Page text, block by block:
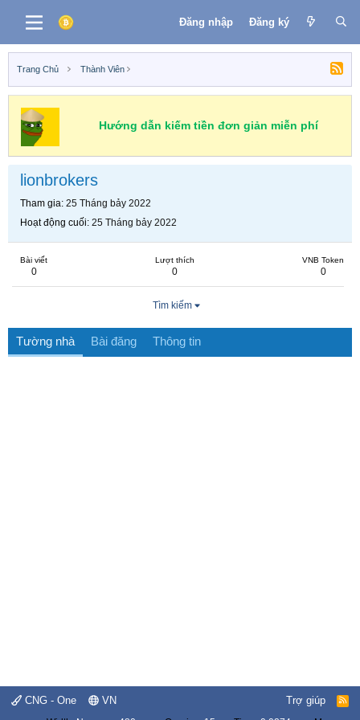
Đăng nhập Đăng ký
Trang Chủ Thành Viên
Hướng dẫn kiếm tiền đơn giản miễn phí
lionbrokers
Tham gia 25 Tháng bảy 2022
Hoạt động cuối 25 Tháng bảy 2022
Bài viết
0
Lượt thích
0
VNB Token
0
Tìm kiếm
Tường nhà Bài đăng Thông tin
CNG - One VN Trợ giúp
R